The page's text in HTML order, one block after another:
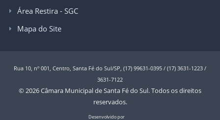
Área Restira - SGC
Mapa do Site
Rua 10, nº 001, Centro, Santa Fé do Sul/SP, (17) 99631-0395 / (17) 3631-1223 /
3631-7122
© 2026 Câmara Municipal de Santa Fé do Sul. Todos os direitos
reservados.
Desenvolvido por